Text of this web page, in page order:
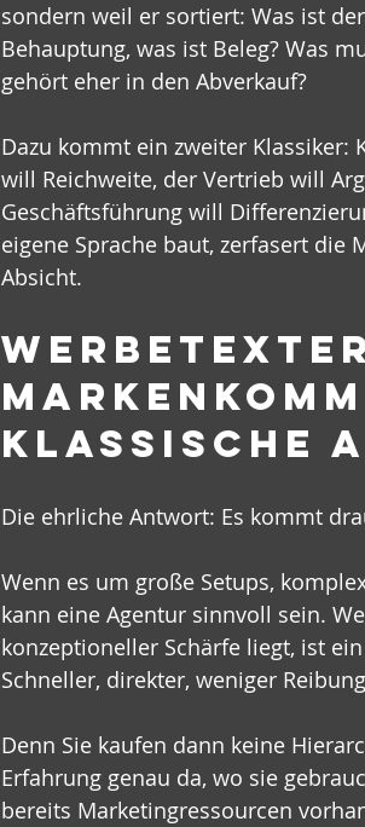
sondern weil er sortiert: Was ist
Behauptung, was ist Beleg? Was
gehört eher in den Abverkauf?
Dazu kommt ein zweiter Klassiker:
will Reichweite, der Vertrieb will
Geschäftsführung will
eigene Sprache baut, zerfasert die
Absicht.
klassische
Die ehrliche Antwort: Es kommt
Wenn es um große Setups,
kann eine Agentur sinnvoll sein.
konzeptioneller Schärfe liegt, ist ein
Schneller, direkter, weniger
Denn Sie kaufen dann keine
Erfahrung genau da, wo sie
bereits Marketingressourcen